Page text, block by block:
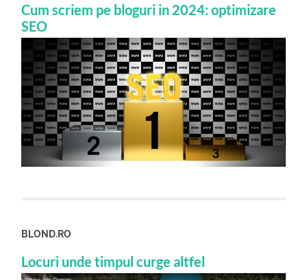
Cum scriem pe bloguri in 2024: optimizare
SEO
BLOND.RO
Locuri unde timpul curge altfel